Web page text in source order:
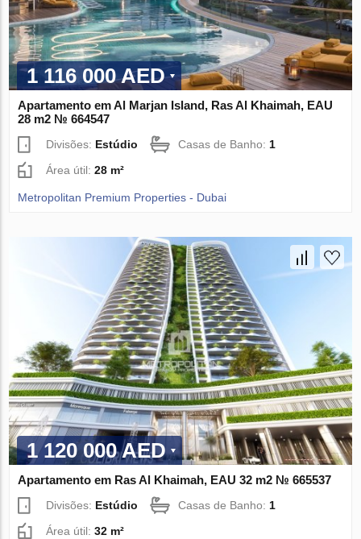
1 116 000 AED
Apartamento em Al Marjan Island, Ras Al Khaimah, EAU
28 m2 № 664547
Divisões: Estúdio Casas de Banho: 1
Área útil:28 m²
Metropolitan Premium Properties - Dubai
1 120 000 AED
Apartamento em Ras Al Khaimah, EAU 32 m2 № 665537
Divisões: Estúdio Casas de Banho:1
Área útil:32 m²